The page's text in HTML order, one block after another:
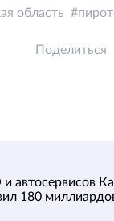
область
Поделиться
автосервисов
180